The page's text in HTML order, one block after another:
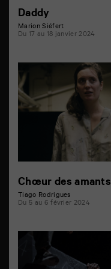
Daddy
Marion Siéfert
Du 17 au 18 janvier 2024
Chœur des amants
Tiago Rodrigues
Du 5 au 6 février 2024